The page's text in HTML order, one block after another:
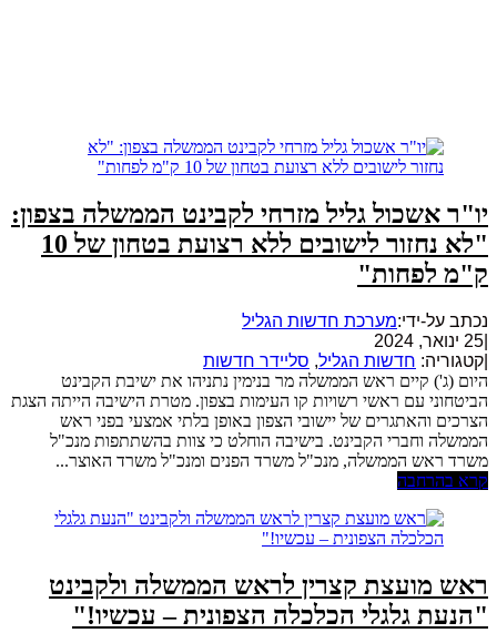
יו"ר אשכול גליל מזרחי לקבינט הממשלה בצפון:
"לא נחזור לישובים ללא רצועת בטחון של 10
ק"מ לפחות"
נכתב על-ידי:מערכת חדשות הגליל
25 ינואר, 2024
קטגוריה: חדשות הגליל, סליידר חדשות
היום (ג') קיים ראש הממשלה מר בנימין נתניהו את ישיבת הקבינט
הביטחוני עם ראשי רשויות קו העימות בצפון. מטרת הישיבה הייתה הצגת
הצרכים והאתגרים של יישובי הצפון באופן בלתי אמצעי בפני ראש
הממשלה וחברי הקבינט. בישיבה הוחלט כי צוות בהשתתפות מנכ"ל
משרד ראש הממשלה, מנכ"ל משרד הפנים ומנכ"ל משרד האוצר...
קרא בהרחבה
ראש מועצת קצרין לראש הממשלה ולקבינט
"הנעת גלגלי הכלכלה הצפונית – עכשיו!"